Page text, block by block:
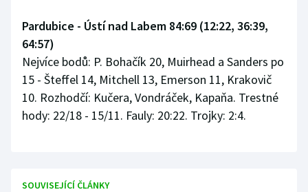
Pardubice - Ústí nad Labem 84:69 (12:22, 36:39,
64:57)
Nejvíce bodů: P. Bohačík 20, Muirhead a Sanders po
15 - Šteffel 14, Mitchell 13, Emerson 11, Krakovič
10. Rozhodčí: Kučera, Vondráček, Kapaňa. Trestné
hody: 22/18 - 15/11. Fauly: 20:22. Trojky: 2:4.
SOUVISEJÍCÍ ČLÁNKY